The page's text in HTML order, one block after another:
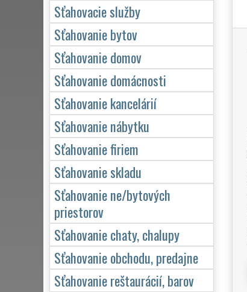
Sťahovacie služby
Sťahovanie bytov
Sťahovanie domov
Sťahovanie domácnosti
Sťahovanie kancelárií
Sťahovanie nábytku
Sťahovanie firiem
Sťahovanie skladu
Sťahovanie ne/bytových
priestorov
Sťahovanie chaty, chalupy
Sťahovanie obchodu, predajne
Sťahovanie reštaurácií, barov